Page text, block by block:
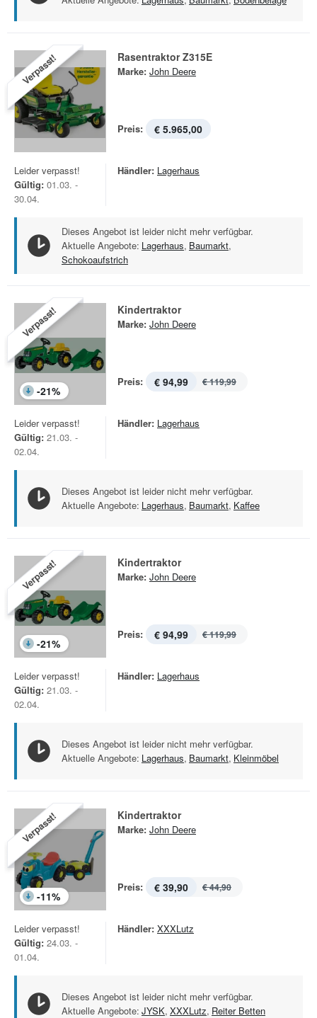
Verpasst! Rasentraktor Z315E
Marke: John Deere
Preis: € 5.965,00
Leider verpasst!
Gültig: 01.03. -
30.04.
Händler: Lagerhaus
Dieses Angebot ist leider nicht mehr verfügbar.
Aktuelle Angebote: Lagerhaus, Baumarkt,
Schokoaufstrich
Verpasst!
-21%
Kindertraktor
Marke: John Deere
Preis: € 94,99 € 119,99
Leider verpasst!
Gültig: 21.03. -
02.04.
Händler: Lagerhaus
Dieses Angebot ist leider nicht mehr verfügbar.
Aktuelle Angebote: Lagerhaus, Baumarkt, Kaffee
Verpasst!
-21%
Kindertraktor
Marke: John Deere
Preis: € 94,99 € 119,99
Leider verpasst!
Gültig: 21.03. -
02.04.
Händler: Lagerhaus
Dieses Angebot ist leider nicht mehr verfügbar.
Aktuelle Angebote: Lagerhaus, Baumarkt, Kleinmöbel
Verpasst!
-11%
Kindertraktor
Marke: John Deere
Preis: € 39,90 € 44,90
Leider verpasst!
Gültig: 24.03. -
01.04.
Händler: XXXLutz
Dieses Angebot ist leider nicht mehr verfügbar.
Aktuelle Angebote: JYSK, XXXLutz, Reiter Betten